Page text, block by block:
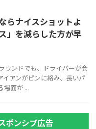
らナイスショットよ
」を減らした方が早
ウンドでも、ドライバーが会
イアンがピンに絡み、長いパ
場面が ...
ポンシブ広告